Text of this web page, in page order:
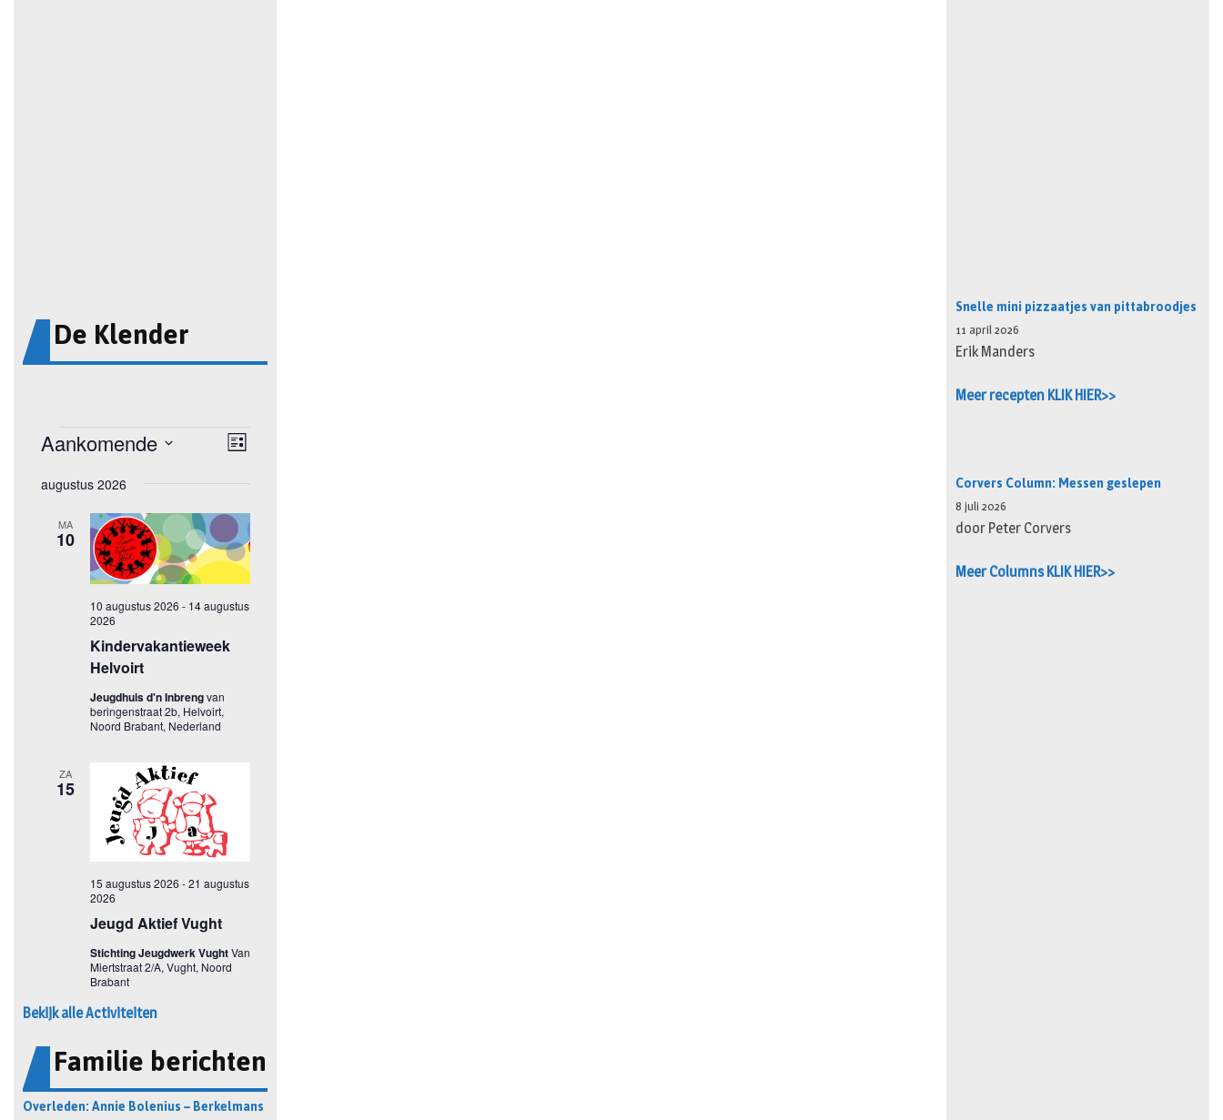
De Klender
Bekijk alle Activiteiten
Familie berichten
Overleden: Annie Bolenius – Berkelmans
Snelle mini pizzaatjes van pittabroodjes
11 april 2026
Erik Manders
Meer recepten KLIK HIER>>
Corvers Column: Messen geslepen
8 juli 2026
door Peter Corvers
Meer Columns KLIK HIER>>